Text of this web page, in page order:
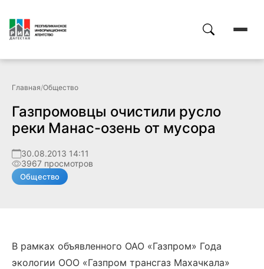
Главная/Общество
Газпромовцы очистили русло
реки Манас-озень от мусора
30.08.2013 14:11
3967 просмотров
Общество
В рамках объявленного ОАО «Газпром» Года
экологии ООО «Газпром трансгаз Махачкала»